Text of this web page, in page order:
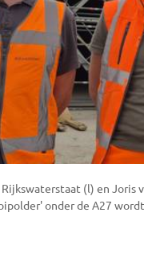
(l) en Joris
onder de A27